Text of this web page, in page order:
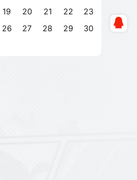
19 20 21 22
23
26 27 28 29
30